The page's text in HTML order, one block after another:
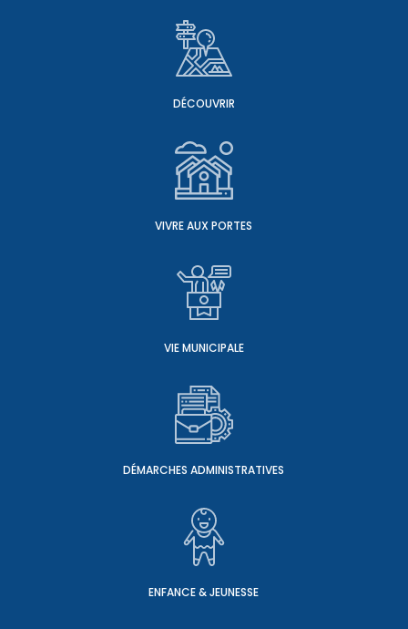
DÉCOUVRIR
VIVRE AUX PORTES
VIE MUNICIPALE
DÉMARCHES ADMINISTRATIVES
ENFANCE & JEUNESSE